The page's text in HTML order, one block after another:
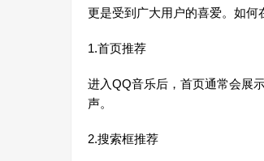
更是受到广大用户的喜爱。如何
1.首页推荐
进入QQ音乐后，首页通常会展
声。
2.搜索框推荐